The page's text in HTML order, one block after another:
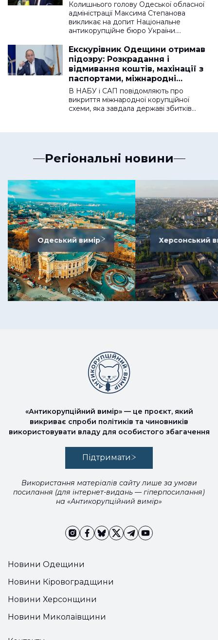
Колишнього голову Одеської обласної
адміністрації Максима Степанова
викликає на допит Національне
антикорупційне бюро України.…
Екскурівник Одещини отримав
підозру: Розкрадання і
відмивання коштів, махінації з
паспортами, міжнародні
корупційні схеми
В НАБУ і САП повідомляють про
викриття міжнародної корупційної
схеми, яка завдала державі збитків…
Регіональні новини
Одеський вимір Херсонський
Новини Одещини
Новини Кіровоградщини
Новини Херсонщини
Новини Миколаївщини
«Антикорупційний вимір» — це проєкт, який
викриває спроби політиків та чиновників
використовувати владу для особистого збагачення
Підтримати
Використання матеріалів сайту лише за умови
посилання (для інтернет-видань — гіперпосилання)
на «Антикорупційний вимір»